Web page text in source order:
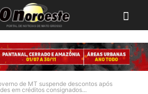
de MT suspende descontos após
em créditos consignados...